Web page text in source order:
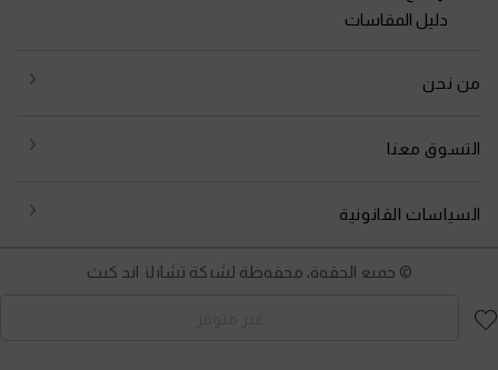
دليل المقاسات
من نحن
التسوق معنا
السياسات القانونية
© جميع الحقوق محفوظة لشركة تشارلز اند كيث